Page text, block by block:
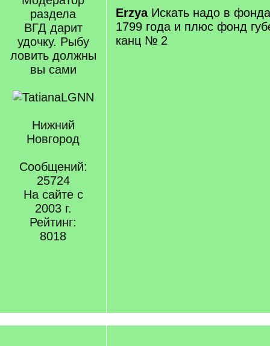
раздела
ВГД дарит
удочку. Рыбу
ловить должны
вы сами
Нижний
Новгород
Сообщений:
25724
На сайте с
2003 г.
Рейтинг:
8018
ErzyaИскать надо в
1799 года и плюс фонд
канц № 2